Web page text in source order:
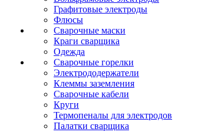
Графитовые электроды
Флюсы
Сварочные маски
Краги сварщика
Одежда
Сварочные горелки
Электрододержатели
Клеммы заземления
Сварочные кабели
Круги
Термопеналы для электродов
Палатки сварщика